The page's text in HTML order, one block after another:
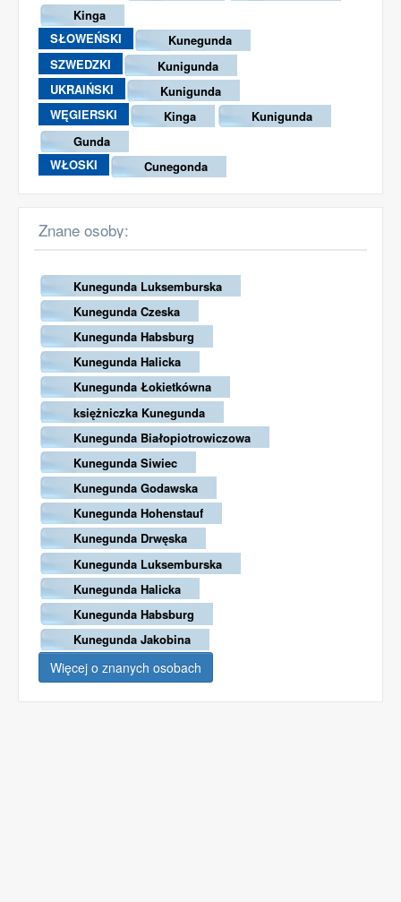
Kinga
SŁOWEŃSKI
Kunegunda
SZWEDZKI
Kunigunda
UKRAIŃSKI
Kunigunda
WĘGIERSKI
Kinga
Kunigunda
Gunda
WŁOSKI
Cunegonda
Znane osoby:
Kunegunda Luksemburska
Kunegunda Czeska
Kunegunda Habsburg
Kunegunda Halicka
Kunegunda Łokietkówna
księżniczka Kunegunda
Kunegunda Białopiotrowiczowa
Kunegunda Siwiec
Kunegunda Godawska
Kunegunda Hohenstauf
Kunegunda Drwęska
Kunegunda Luksemburska
Kunegunda Halicka
Kunegunda Habsburg
Kunegunda Jakobina
Więcej o znanych osobach